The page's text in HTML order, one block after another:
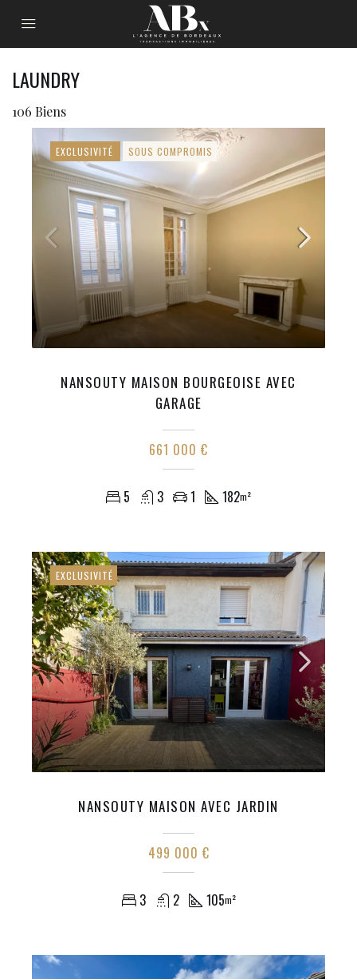
LAUNDRY
106 Biens
EXCLUSIVITÉ SOUS COMPROMIS
NANSOUTY MAISON BOURGEOISE AVEC
GARAGE
661 000 €
5 3 1 182m²
EXCLUSIVITÉ
NANSOUTY MAISON AVEC JARDIN
499 000 €
3 2 105m²